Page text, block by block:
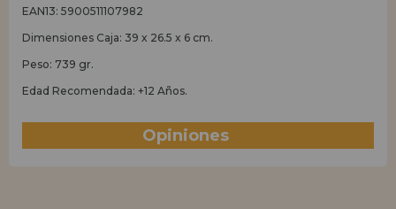
EAN13: 5900511107982
Dimensiones Caja: 39 x 26.5 x 6 cm.
Peso: 739 gr.
Edad Recomendada: +12 Años.
Opiniones